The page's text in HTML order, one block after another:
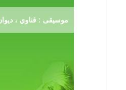
موسيقى : قناوي ،